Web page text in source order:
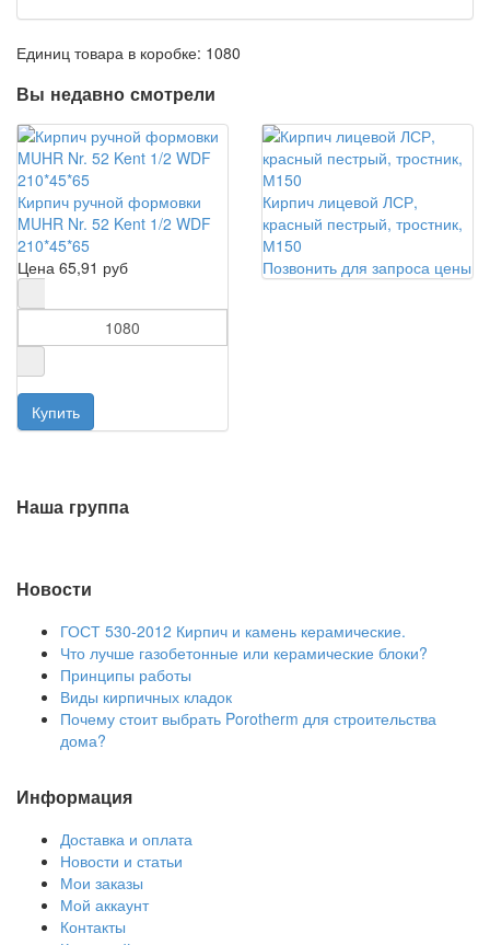
Единиц товара в коробке: 1080
Вы недавно смотрели
Кирпич ручной формовки
MUHR Nr. 52 Kent 1/2 WDF
210*45*65
Цена 65,91 руб
Кирпич лицевой ЛСР,
красный пестрый, тростник,
М150
Позвонить для запроса цены
Наша группа
Новости
ГОСТ 530-2012 Кирпич и камень керамические.
Что лучше газобетонные или керамические блоки?
Принципы работы
Виды кирпичных кладок
Почему стоит выбрать Porotherm для строительства
дома?
Информация
Доставка и оплата
Новости и статьи
Мои заказы
Мой аккаунт
Контакты